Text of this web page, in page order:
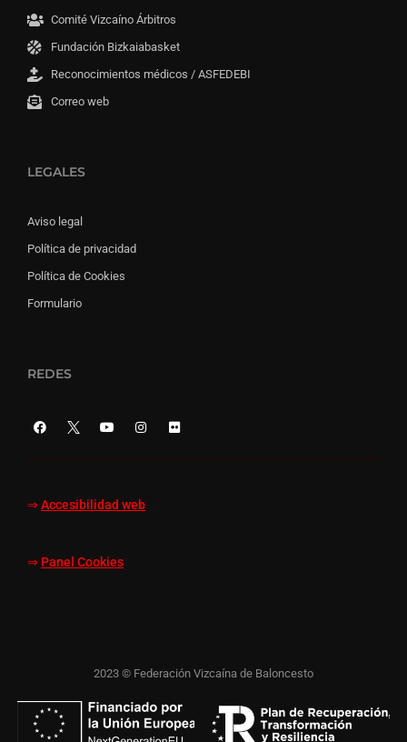
Comité Vizcaíno Árbitros
Fundación Bizkaiabasket
Reconocimientos médicos / ASFEDEBI
Correo web
LEGALES
Aviso legal
Política de privacidad
Política de Cookies
Formulario
REDES
⇒ Accesibilidad web
⇒ Panel Cookies
2023 © Federación Vizcaína de Baloncesto